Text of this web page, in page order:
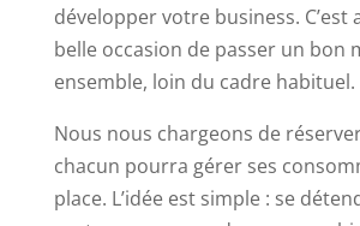
développer votre business. C’est
belle occasion de passer un bon
ensemble, loin du cadre habituel.
Nous nous chargeons de
chacun pourra gérer ses
place. L’idée est simple : se